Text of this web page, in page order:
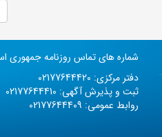
شماره های تماس روزنامه جمهوری
دفتر مرکزی: 02177644420
ثبت و پذیرش آگهی: 02177644410
روابط عمومی: 02177644409